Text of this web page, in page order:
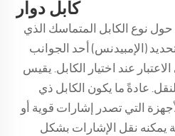
كابل دوار
نوع الكابل المتماسك الذي
(الإمبيدنس) أحد الجوانب
عند اختيار الكابل. يقيس
عادةً ما يكون الكابل ذي
التي تصدر إشارات قوية أو
يمكنه نقل الإشارات بشكل